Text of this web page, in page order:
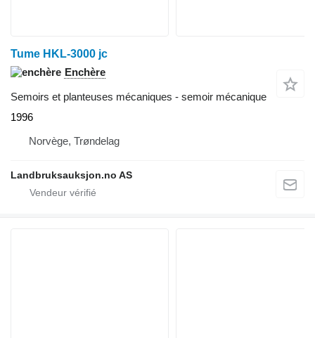
Tume HKL-3000 jc
Enchère
Semoirs et planteuses mécaniques - semoir mécanique
1996
Norvège, Trøndelag
Landbruksauksjon.no AS